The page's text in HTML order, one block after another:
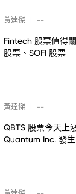
黃達傑 --
Fintech 股票值得
股票、SOFI 股票
黃達傑 --
QBTS 股票今天上
Quantum Inc. 發